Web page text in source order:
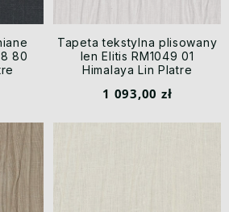
80
Tapeta tekstylna plisowany
len Elitis RM1049 01
Himalaya Lin Platre
1 093,00 zł